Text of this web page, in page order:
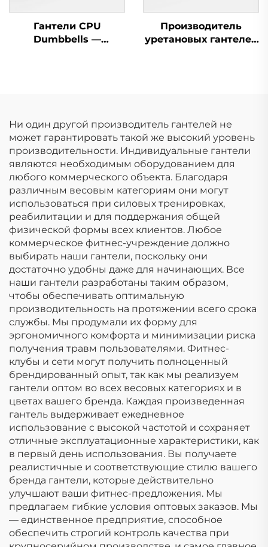
Гантели CPU
Dumbbells —
Производитель
уретановых гантелей
Ни один другой производитель гантелей не
может гарантировать такой же высокий уровень
производительности. Индивидуальные гантели
являются необходимым оборудованием для
любого коммерческого объекта. Благодаря
различным весовым категориям они могут
использоваться при силовых тренировках,
реабилитации и для поддержания общей
физической формы всех клиентов. Любое
коммерческое фитнес-учреждение должно
выбирать наши гантели, поскольку они
достаточно удобны даже для начинающих. Все
наши гантели разработаны таким образом,
чтобы обеспечивать оптимальную
производительность на протяжении всего срока
службы. Мы продумали их форму для
эргономичного комфорта и минимизации риска
получения травм пользователями. Фитнес-
клубы и сети могут получить полноценный
брендированный опыт, так как мы реализуем
гантели оптом во всех весовых категориях и в
цветах вашего бренда. Каждая произведенная
гантель выдерживает ежедневное
использование с высокой частотой и сохраняет
отличные эксплуатационные характеристики, как
в первый день использования. Вы получаете
реалистичные и соответствующие стилю вашего
бренда гантели, которые действительно
улучшают ваши фитнес-предложения. Мы
предлагаем гибкие условия оптовых заказов. Мы
— единственное предприятие, способное
обеспечить строгий контроль качества при